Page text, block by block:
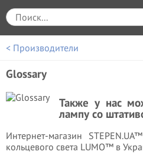
< Производители
Glossary
Также у нас
лампу со
Интернет-магазин
кольцевого света LUMO™ в